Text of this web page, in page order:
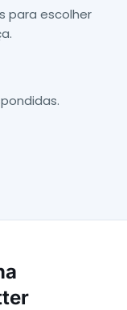
para escolher